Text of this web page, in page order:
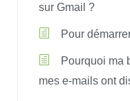
sur Gmail ?
Pour
Pourquoi ma
mes e-mails ont